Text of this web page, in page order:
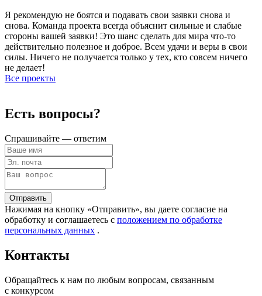
Я рекомендую не боятся и подавать свои заявки снова и
снова. Команда проекта всегда объяснит сильные и слабые
стороны вашей заявки! Это шанс сделать для мира что-то
действительно полезное и доброе. Всем удачи и веры в свои
силы. Ничего не получается только у тех, кто совсем ничего
не делает!
Все проекты
Есть вопросы?
Спрашивайте — ответим
Отправить
Нажимая на кнопку «Отправить», вы даете согласие на
обработку и соглашаетесь c положением по обработке
персональных данных .
Контакты
Обращайтесь к нам по любым вопросам, связанным
с конкурсом